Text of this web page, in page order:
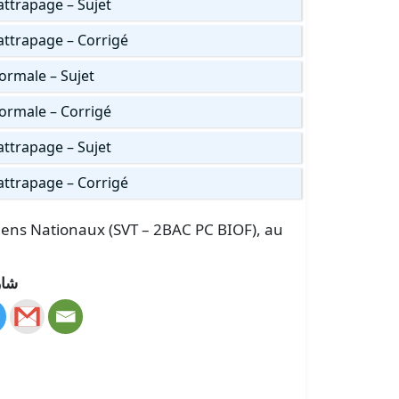
– Sujet
– Corrigé
– Sujet
– Corrigé
– Sujet
– Corrigé
Nationaux (SVT – 2BAC PC BIOF), au